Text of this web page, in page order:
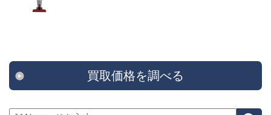
買取価格を調べる